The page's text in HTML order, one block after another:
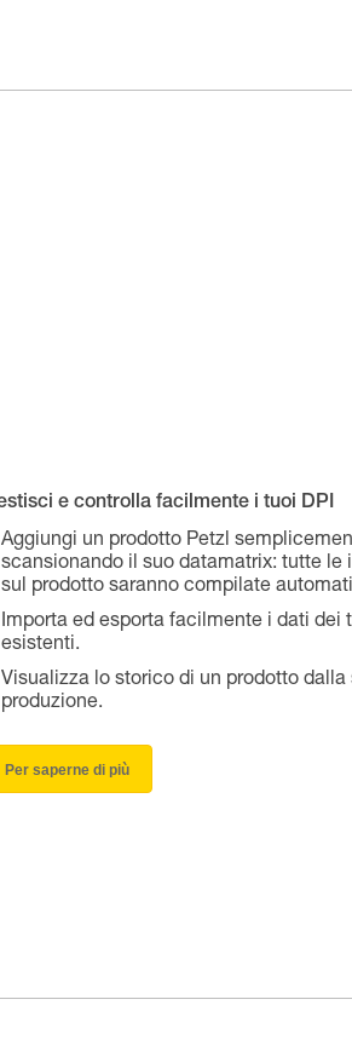
e controlla facilmente i tuoi DPI
Aggiungi un prodotto Petzl
scansionando il suo datamatrix: tutte le
sul prodotto saranno compilate
Importa ed esporta facilmente i dati dei
esistenti.
Visualizza lo storico di un prodotto dalla
produzione.
Per saperne di più